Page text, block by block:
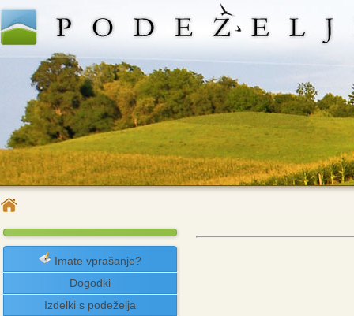
Imate vprašanje?
Dogodki
Izdelki s podeželja